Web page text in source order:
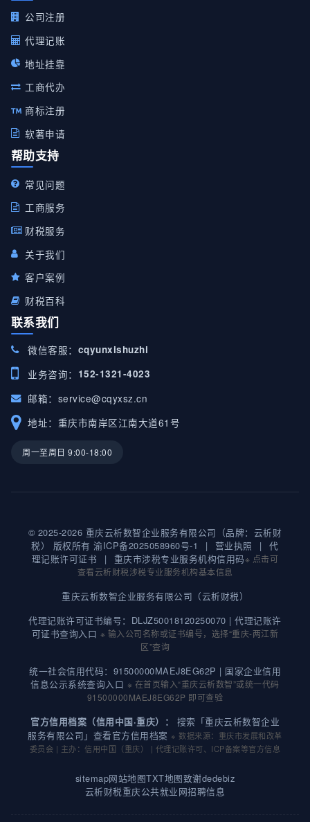
公司注册
代理记账
地址挂靠
工商代办
商标注册
软著申请
帮助支持
常见问题
工商服务
财税服务
关于我们
客户案例
财税百科
联系我们
微信客服： cqyunxishuzhi
业务咨询： 152-1321-4023
邮箱： service@cqyxsz.cn
地址：重庆市南岸区江南大道61号
周一至周日 9:00-18:00
© 2025-2026 重庆云析数智企业服务有限公司（品牌：云析财
税） 版权所有渝ICP备2025058960号-1 | 营业执照 |
代
理记账许可证书
| 重庆市涉税专业服务机构信用码※ 点击可
查看云析财税涉税专业服务机构基本信息
重庆云析数智企业服务有限公司（云析财税）
代理记账许可证书编号：DLJZ50018120250070 |代理记账许
可证书查询入口 ※ 输入公司名称或证书编号，选择“重庆-两江新
区”查询
统一社会信用代码：91500000MAEJ8EG62P | 国家企业信用
信息公示系统查询入口 ※ 在首页输入“重庆云析数智”或统一代码
91500000MAEJ8EG62P 即可查验
官方信用档案（信用中国·重庆）：
搜索「重庆云析数智企业
服务有限公司」查看官方信用档案※ 数据来源：重庆市发展和改革
委员会 | 主办：信用中国（重庆） | 代理记账许可、ICP备案等官方信息
sitemap网站地图TXT地图致谢dedebiz
云析财税重庆公共就业网招聘信息